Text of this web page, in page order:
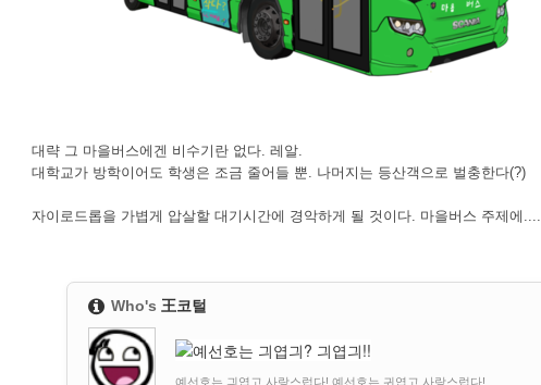
대략 그 마을버스에겐 비수기란 없다. 레알.
대학교가 방학이어도 학생은 조금 줄어들 뿐. 나머지는 등산객으로 벌충한다(?)
자이로드롭을 가볍게 압살할 대기시간에 경악하게 될 것이다. 마을버스 주제에....
Who's 王코털
예선호는 긔엽고 사랑스럽다! 예선호는 귀엽고 사랑스럽다!